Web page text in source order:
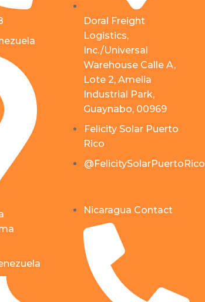
Doral Freight
Logistics,
Inc./Universal
Warehouse Calle A,
Lote 2, Amelia
Industrial Park,
Guaynabo, 00969
Felicity Solar Puerto
Rico
@FelicitySolarPuertoRico
Nicaragua Contact